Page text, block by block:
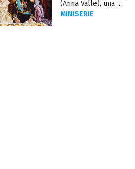
(Anna Valle), una ...
MINISERIE